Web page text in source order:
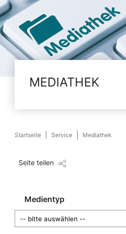
MEDIATHEK
Startseite Service Mediathek
Seite teilen
Medientyp